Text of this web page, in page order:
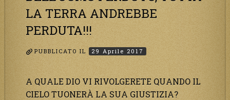
LA TERRA ANDREBBE
PERDUTA!!!
PUBBLICATO IL 29 Aprile 2017
A QUALE DIO VI RIVOLGERETE QUANDO IL
CIELO TUONERÀ LA SUA GIUSTIZIA?